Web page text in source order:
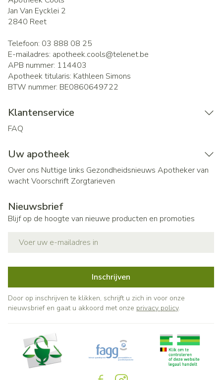
Jan Van Eycklei 2
2840 Reet
Telefoon: 03 888 08 25
E-mailadres: apotheek.cools@telenet.be
APB nummer: 114403
Apotheek titularis: Kathleen Simons
BTW nummer: BE0860649722
Klantenservice
FAQ
Uw apotheek
Over ons Nuttige links Gezondheidsnieuws Apotheker van
wachtVoorschrift Zorgtarieven
Nieuwsbrief
Blijf op de hoogte van nieuwe producten en promoties
Inschrijven
Door op inschrijven te klikken, schrijft u zich in voor onze
nieuwsbrief en gaat u akkoord met onze privacy policy.